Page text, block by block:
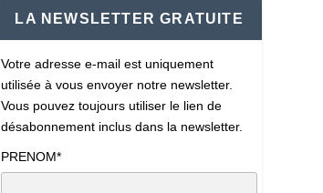
LA NEWSLETTER GRATUITE
Votre adresse e-mail est uniquement
utilisée à vous envoyer notre newsletter.
Vous pouvez toujours utiliser le lien de
désabonnement inclus dans la newsletter.
PRENOM*